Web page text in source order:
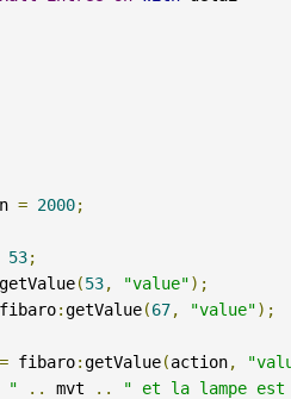
= 2000;
53;
getValue(53, "value");
:getValue(67, "value");
= fibaro:getValue(action,
" .. mvt .. " et la lampe